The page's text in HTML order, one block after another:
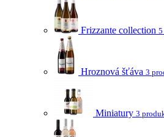
Frizzante collection
Hroznová šťáva 3
Miniatury 3